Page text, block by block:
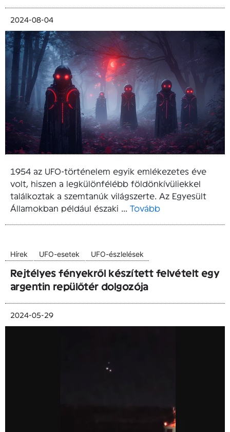
2024-08-04
1954 az UFO-történelem egyik emlékezetes éve
volt, hiszen a legkülönfélébb földönkívüliekkel
találkoztak a szemtanúk világszerte. Az Egyesült
Államokban például északi ... Tovább
Hírek UFO-esetek UFO-észlelések
Rejtélyes fényekről készített felvételt egy
argentin repülőtér dolgozója
2024-05-29